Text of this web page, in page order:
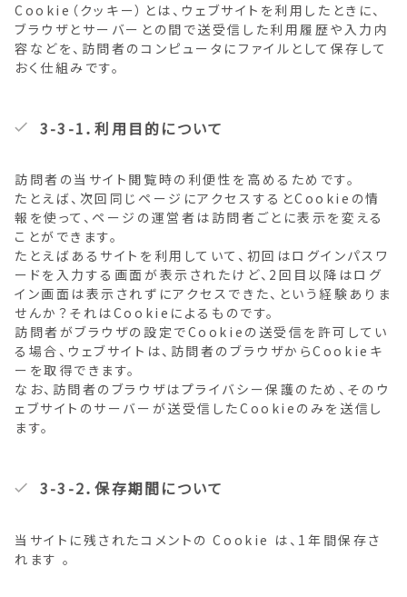
Cookie（クッキー）とは、ウェブサイトを利用したときに、
ブラウザとサーバーとの間で送受信した利用履歴や入力内
容などを、訪問者のコンピュータにファイルとして保存して
おく仕組みです。
3-3-1．利用目的について
訪問者の当サイト閲覧時の利便性を高めるためです。
たとえば、次回同じページにアクセスするとCookieの情
報を使って、ページの運営者は訪問者ごとに表示を変える
ことができます。
たとえばあるサイトを利用していて、初回はログインパスワ
ードを入力する画面が表示されたけど、2回目以降はログ
イン画面は表示されずにアクセスできた、という経験ありま
せんか？それはCookieによるものです。
訪問者がブラウザの設定でCookieの送受信を許可してい
る場合、ウェブサイトは、訪問者のブラウザからCookieキ
ーを取得できます。
なお、訪問者のブラウザはプライバシー保護のため、そのウ
ェブサイトのサーバーが送受信したCookieのみを送信し
ます。
3-3-2．保存期間について
当サイトに残されたコメントの Cookie は、1年間保存さ
れます 。